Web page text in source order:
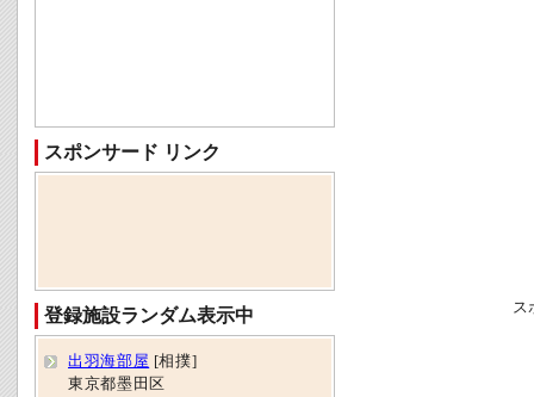
ス
スポンサード リンク
登録施設ランダム表示中
出羽海部屋 [相撲]
東京都墨田区